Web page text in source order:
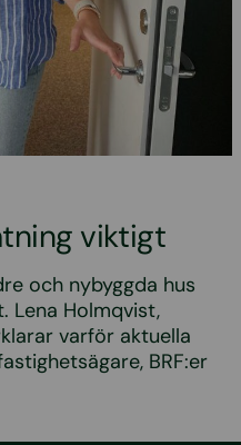
viktigt
och nybyggda hus
Lena Holmqvist,
varför aktuella
BRF:er